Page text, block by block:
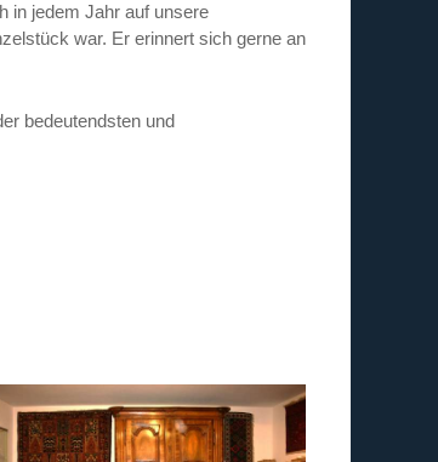
in jedem Jahr auf unsere
war. Er erinnert sich gerne an
bedeutendsten und